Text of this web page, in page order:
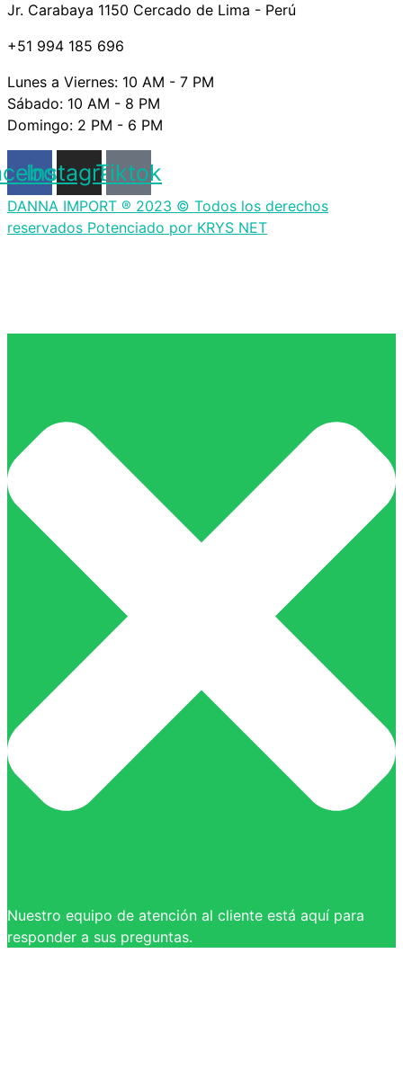
Jr. Carabaya 1150 Cercado de Lima - Perú
+51 994 185 696
Lunes a Viernes: 10 AM - 7 PM
Sábado: 10 AM - 8 PM
Domingo: 2 PM - 6 PM
Instagram
Tiktok
DANNA IMPORT ® 2023 © Todos los derechos
reservados Potenciado por KRYS NET
Nuestro equipo de atención al cliente está aquí para
responder a sus preguntas.